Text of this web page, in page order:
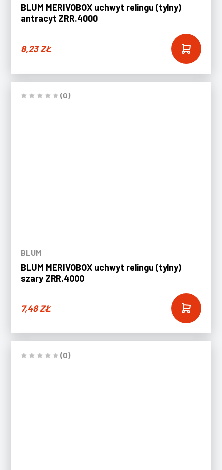
BLUM MERIVOBOX uchwyt relingu (tylny)
antracyt ZRR.4000
8,23ZŁ
(0)
BLUM
BLUM MERIVOBOX uchwyt relingu (tylny)
szary ZRR.4000
7,48ZŁ
(0)